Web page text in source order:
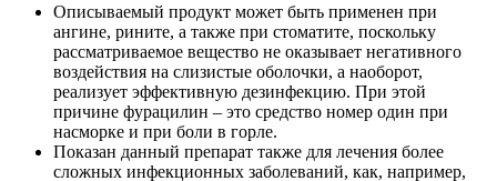
Описываемый продукт может быть применен при
ангине, рините, а также при стоматите, поскольку
рассматриваемое вещество не оказывает негативного
воздействия на слизистые оболочки, а наоборот,
реализует эффективную дезинфекцию. При этой
причине фурацилин – это средство номер один при
насморке и при боли в горле.
Показан данный препарат также для лечения более
сложных инфекционных заболеваний, как, например,